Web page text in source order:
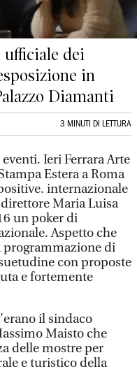
ufficiale dei
in
Diamanti
3 MINUTI DI LETTURA
Ieri Ferrara Arte
Estera a Roma
internazionale
Maria Luisa
un poker di
Aspetto che
programmazione di
con proposte
e fortemente
il sindaco
Maisto che
delle mostre per
e turistico della